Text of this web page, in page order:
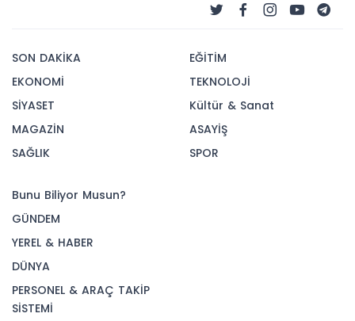
SON DAKİKA
EKONOMİ
SİYASET
MAGAZİN
SAĞLIK
EĞİTİM
TEKNOLOJİ
Kültür & Sanat
ASAYİŞ
SPOR
Bunu Biliyor Musun?
GÜNDEM
YEREL & HABER
DÜNYA
PERSONEL & ARAÇ TAKİP
SİSTEMİ